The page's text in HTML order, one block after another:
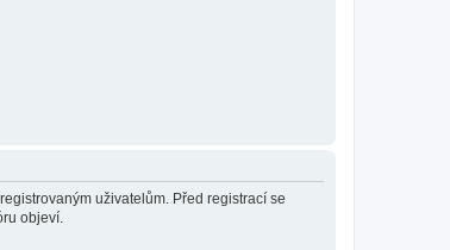
uživatelům. Před registrací se
objeví.